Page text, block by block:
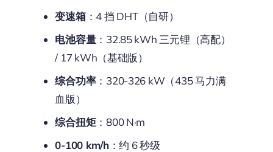
变速箱：4 挡 DHT（自研）
电池容量：32.85 kWh 三元锂（高配）
/ 17 kWh（基础版）
综合功率：320-326 kW（435 马力满
血版）
综合扭矩：800 N·m
0-100 km/h：约 6 秒级